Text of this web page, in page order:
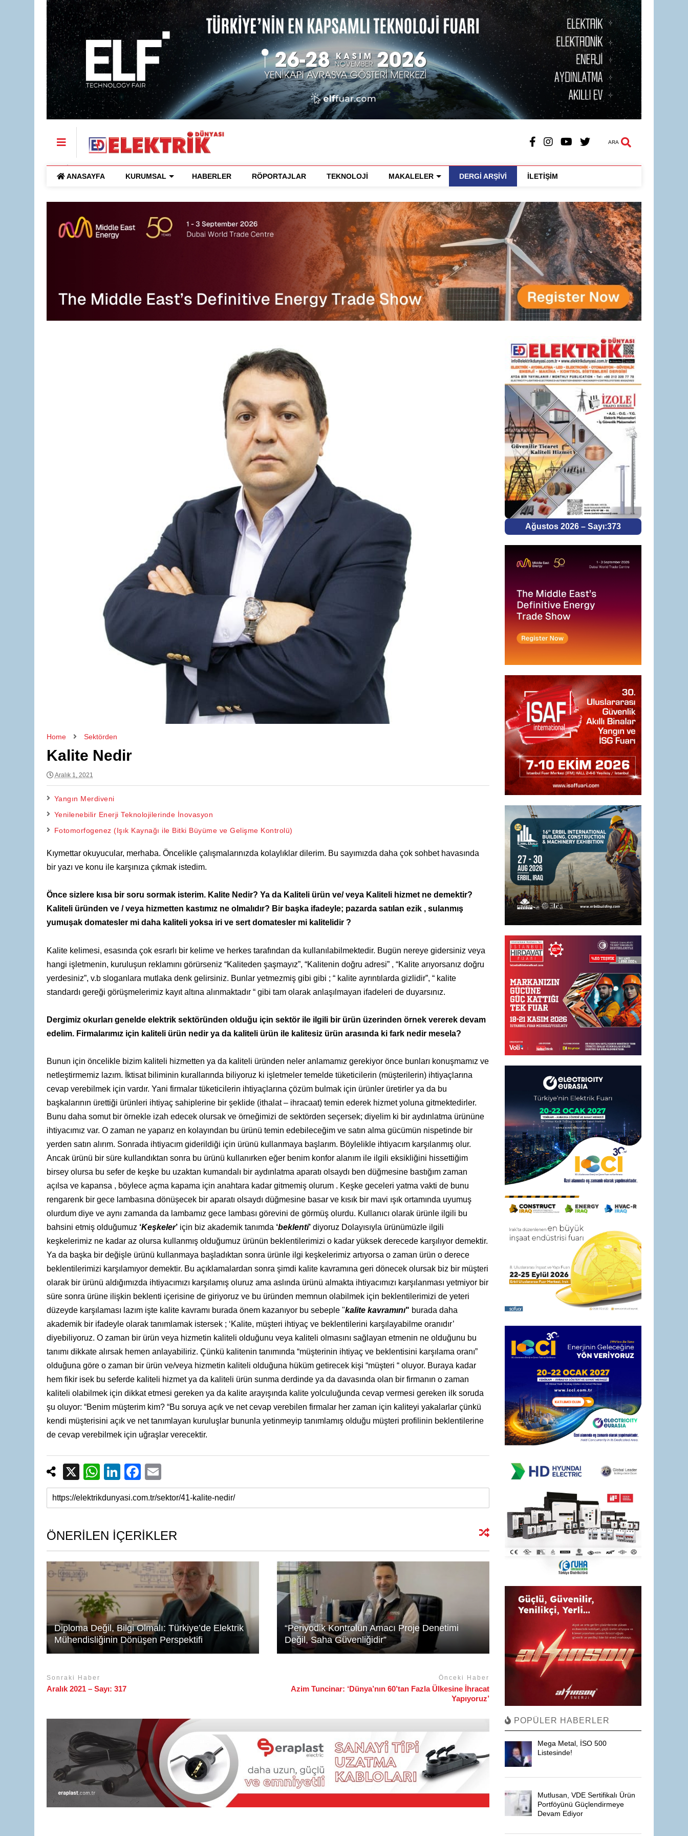
ARA
ANASAYFA KURUMSAL HABERLER RÖPORTAJLAR TEKNOLOJİ MAKALELER DERGİ ARŞİVİ İLETİŞİM
Home Sektörden
Kalite Nedir
Aralık 1, 2021
Yangın Merdiveni
Yenilenebilir Enerji Teknolojilerinde İnovasyon
Fotomorfogenez (Işık Kaynağı ile Bitki Büyüme ve Gelişme Kontrolü)
Kıymettar okuyucular, merhaba. Öncelikle çalışmalarınızda kolaylıklar dilerim. Bu sayımızda daha çok sohbet havasında
bir yazı ve konu ile karşınıza çıkmak istedim.
Önce sizlere kısa bir soru sormak isterim. Kalite Nedir? Ya da Kaliteli ürün ve/ veya Kaliteli hizmet ne demektir?
Kaliteli üründen ve / veya hizmetten kastımız ne olmalıdır? Bir başka ifadeyle; pazarda satılan ezik , sulanmış
yumuşak domatesler mi daha kaliteli yoksa iri ve sert domatesler mi kalitelidir ?
Kalite kelimesi, esasında çok esrarlı bir kelime ve herkes tarafından da kullanılabilmektedir. Bugün nereye gidersiniz veya
hangi işletmenin, kuruluşun reklamını görürseniz “Kaliteden şaşmayız”, “Kalitenin doğru adresi” , “Kalite arıyorsanız doğru
yerdesiniz”, v.b sloganlara mutlaka denk gelirsiniz. Bunlar yetmezmiş gibi gibi ; “ kalite ayrıntılarda gizlidir”, “ kalite
standardı gereği görüşmelerimiz kayıt altına alınmaktadır “ gibi tam olarak anlaşılmayan ifadeleri de duyarsınız.
Dergimiz okurları genelde elektrik sektöründen olduğu için sektör ile ilgili bir ürün üzerinden örnek vererek devam
edelim. Firmalarımız için kaliteli ürün nedir ya da kaliteli ürün ile kalitesiz ürün arasında ki fark nedir mesela?
Bunun için öncelikle bizim kaliteli hizmetten ya da kaliteli üründen neler anlamamız gerekiyor önce bunları konuşmamız ve
netleştirmemiz lazım. İktisat biliminin kurallarında biliyoruz ki işletmeler temelde tüketicilerin (müşterilerin) ihtiyaçlarına
cevap verebilmek için vardır. Yani firmalar tüketicilerin ihtiyaçlarına çözüm bulmak için ürünler üretirler ya da bu
başkalarının ürettiği ürünleri ihtiyaç sahiplerine bir şeklide (ithalat – ihracaat) temin ederek hizmet yoluna gitmektedirler.
Bunu daha somut bir örnekle izah edecek olursak ve örneğimizi de sektörden seçersek; diyelim ki bir aydınlatma ürününe
ihtiyacımız var. O zaman ne yaparız en kolayından bu ürünü temin edebileceğim ve satın alma gücümün nispetinde bir
yerden satın alırım. Sonrada ihtiyacım giderildiği için ürünü kullanmaya başlarım. Böylelikle ihtiyacım karşılanmış olur.
Ancak ürünü bir süre kullandıktan sonra bu ürünü kullanırken eğer benim konfor alanım ile ilgili eksikliğini hissettiğim
birsey olursa bu sefer de keşke bu uzaktan kumandalı bir aydınlatma aparatı olsaydı ben düğmesine bastığım zaman
açılsa ve kapansa , böylece açma kapama için anahtara kadar gitmemiş olurum . Keşke geceleri yatma vakti de bunu
rengarenk bir gece lambasına dönüşecek bir aparatı olsaydı düğmesine basar ve kısık bir mavi ışık ortamında uyumuş
olurdum diye ve aynı zamanda da lambamız gece lambası görevini de görmüş olurdu. Kullanıcı olarak ürünle ilgili bu
bahsini etmiş olduğumuz ‘Keşkeler’için biz akademik tanımda ‘beklenti’diyoruz Dolayısıyla ürünümüzle ilgili
keşkelerimiz ne kadar az olursa kullanmış olduğumuz ürünün beklentilerimizi o kadar yüksek derecede karşılıyor demektir.
Ya da başka bir değişle ürünü kullanmaya başladıktan sonra ürünle ilgi keşkelerimiz artıyorsa o zaman ürün o derece
beklentilerimizi karşılamıyor demektir. Bu açıklamalardan sonra şimdi kalite kavramına geri dönecek olursak biz bir müşteri
olarak bir ürünü aldığımızda ihtiyacımızı karşılamış oluruz ama aslında ürünü almakta ihtiyacımızı karşılanması yetmiyor bir
süre sonra ürüne ilişkin beklenti içerisine de giriyoruz ve bu üründen memnun olabilmek için beklentilerimizi de yeteri
düzeyde karşılaması lazım işte kalite kavramı burada önem kazanıyor bu sebeple "kalite kavramını" burada daha
akademik bir ifadeyle olarak tanımlamak istersek ; ‘Kalite, müşteri ihtiyaç ve beklentilerini karşılayabilme oranıdır’
diyebiliyoruz. O zaman bir ürün veya hizmetin kaliteli olduğunu veya kaliteli olmasını sağlayan etmenin ne olduğunu bu
tanımı dikkate alırsak hemen anlayabiliriz. Çünkü kalitenin tanımında “müşterinin ihtiyaç ve beklentisini karşılama oranı”
olduğuna göre o zaman bir ürün ve/veya hizmetin kaliteli olduğuna hüküm getirecek kişi “müşteri “ oluyor. Buraya kadar
hem fikir isek bu seferde kaliteli hizmet ya da kaliteli ürün sunma derdinde ya da davasında olan bir firmanın o zaman
kaliteli olabilmek için dikkat etmesi gereken ya da kalite arayışında kalite yolculuğunda cevap vermesi gereken ilk soruda
şu oluyor: “Benim müşterim kim? “Bu soruya açık ve net cevap verebilen firmalar her zaman için kaliteyi yakalarlar çünkü
kendi müşterisini açık ve net tanımlayan kuruluşlar bununla yetinmeyip tanımlamış olduğu müşteri profilinin beklentilerine
de cevap verebilmek için uğraşlar verecektir.
X
W
h
at
A
p
p
Li
n
k
dI
n
F
a
c
b
o
o
k
m
ail
ÖNERİLEN İÇERİKLER
Diploma Değil, Bilgi Olmalı: Türkiye’de Elektrik
Mühendisliğinin Dönüşen Perspektifi
“Periyodik Kontrolün Amacı Proje Denetimi
Değil, Saha Güvenliğidir”
Sonraki Haber
Aralık 2021 – Sayı: 317
Önceki Haber
Azim Tuncinar: ‘Dünya’nın 60’tan Fazla Ülkesine İhracat
Yapıyoruz’
Ağustos 2026 – Sayı:373
POPÜLER HABERLER
Mega Metal, İSO 500
Listesinde!
Mutlusan, VDE Sertifikalı Ürün
Portföyünü Güçlendirmeye
Devam Ediyor